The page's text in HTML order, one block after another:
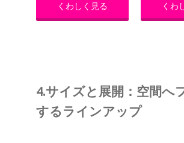
くわしく見る くわ
4.サイズと展開：空間へ
するラインアップ